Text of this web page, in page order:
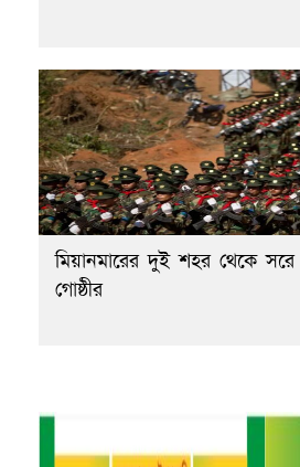
মিয়ানমারের দুই শহর থেকে সরে
গোষ্ঠীর